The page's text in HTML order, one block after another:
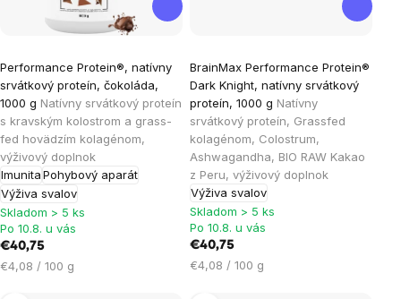
Performance Protein®, natívny
srvátkový proteín, čokoláda,
1000 g Natívny srvátkový proteín
s kravským kolostrom a grass-
fed hovädzím kolagénom,
výživový doplnok
ImunitaPohybový aparát
Výživa svalov
hodnotenie
produktu
je
4,7
z
5
hviezdičiek.
Skladom > 5 ks
Po 10.8. u vás
€40,75
Jednotková
€4,08 / 100 g
BrainMax Performance Protein®
Dark Knight, natívny srvátkový
proteín, 1000 g Natívny
srvátkový proteín, Grassfed
kolagénom, Colostrum,
Ashwagandha, BIO RAW Kakao
z Peru, výživový doplnok
Výživa svalov
hodnotenie
produktu
je
4,9
z
5
hviezdičiek.
Skladom > 5 ks
Po 10.8. u vás
€40,75
Jednotková
€4,08 / 100 g